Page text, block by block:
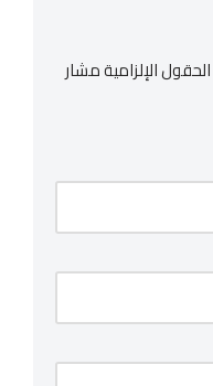
الحقول الإلزامية مشار